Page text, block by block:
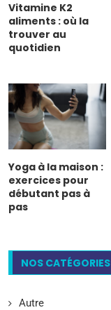
Vitamine K2
aliments : où la
trouver au
quotidien
Yoga à la maison :
exercices pour
débutant pas à
pas
NOS CATÉGORIES
Autre